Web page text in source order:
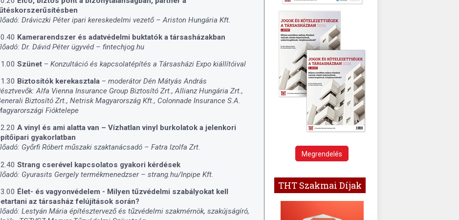
Dráviczki Péter ipari kereskedelmi vezető – Ariston Hungária Kft.
Kamerarendszer és adatvédelmi buktatók a társasházakban
Dr. Dávid Péter ügyvéd – fintechjog.hu
Szünet– Konzultáció és kapcsolatépítés a Társasházi Expo kiállítóival
Biztosítók kerekasztala– moderátor Dén Mátyás András
Alfa Vienna Insurance Group Biztosító Zrt., Allianz Hungária Zrt.,
Biztosító Zrt., Netrisk Magyarország Kft., Colonnade Insurance S.A.
Fióktelepe
A vinyl és ami alatta van – Vízhatlan vinyl burkolatok a jelenkori
gyakorlatban
Győrfi Róbert műszaki szaktanácsadó – Fatra Izolfa Zrt.
Strang cserével kapcsolatos gyakori kérdések
Gyurasits Gergely termékmenedzser – strang.hu/Inpipe Kft.
Élet- és vagyonvédelem - Milyen tűzvédelmi szabályokat kell
az társasház felújítások során?
Lestyán Mária építésztervező és tűzvédelmi szakmérnök, szakújságíró,
Megrendelés
THT Szakmai Díjak